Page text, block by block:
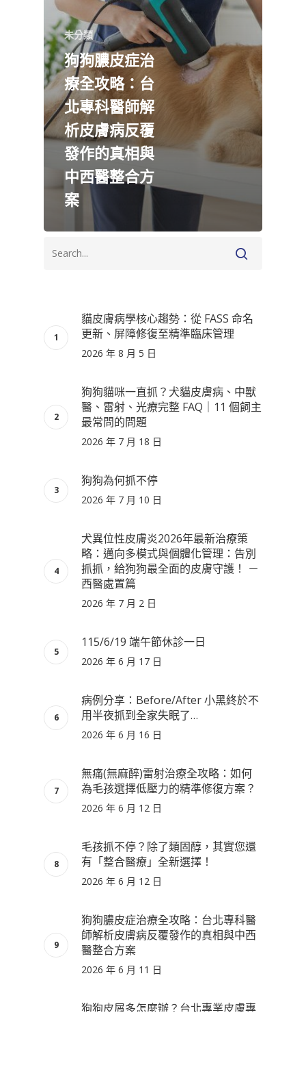
未分類
狗狗膿皮症治
療全攻略：台
北專科醫師解
析皮膚病反覆
發作的真相與
中西醫整合方
案
貓皮膚病學核心趨勢：從 FASS 命名
更新、屏障修復至精準臨床管理
2026 年 8 月 5 日
狗狗貓咪一直抓？犬貓皮膚病、中獸
醫、雷射、光療完整 FAQ｜11 個飼主
最常問的問題
2026 年 7 月 18 日
狗狗為何抓不停
2026 年 7 月 10 日
犬異位性皮膚炎2026年最新治療策
略：邁向多模式與個體化管理：告別
抓抓，給狗狗最全面的皮膚守護！ －
西醫處置篇
2026 年 7 月 2 日
115/6/19 端午節休診一日
2026 年 6 月 17 日
病例分享：Before/After 小黑終於不
用半夜抓到全家失眠了…
2026 年 6 月 16 日
無痛(無麻醉)雷射治療全攻略：如何
為毛孩選擇低壓力的精準修復方案？
2026 年 6 月 12 日
毛孩抓不停？除了類固醇，其實您還
有「整合醫療」全新選擇！
2026 年 6 月 12 日
狗狗膿皮症治療全攻略：台北專科醫
師解析皮膚病反覆發作的真相與中西
醫整合方案
2026 年 6 月 11 日
狗狗皮屑多怎麼辦？台北專業皮膚專